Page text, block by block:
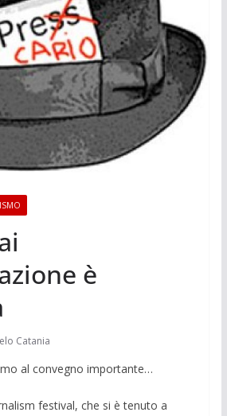
è
Catania
al convegno importan­te…
festival, che si è tenuto a